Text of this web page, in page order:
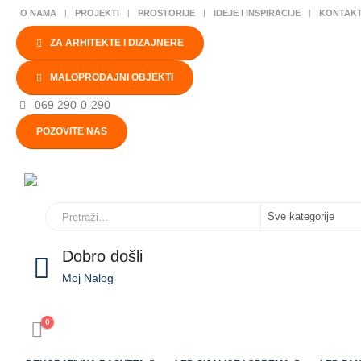
O NAMA PROJEKTI PROSTORIJE IDEJE I INSPIRACIJE
ZA ARHITEKTE I DIZAJNERE
MALOPRODAJNI OBJEKTI
069 290-0-290
POZOVITE NAS
Dobro došli
Moj Nalog
0